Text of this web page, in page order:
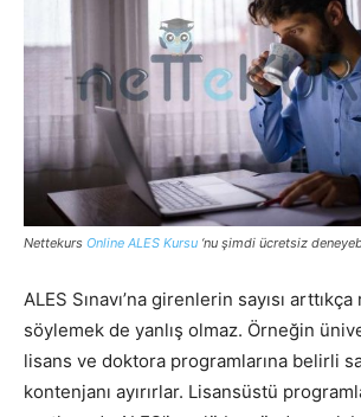
Nettekurs Online ALES Kursu ‘nu şimdi ücretsiz
ALES Sınavı’na girenlerin sayısı
söylemek de yanlış olmaz. Örneğin
lisans ve doktora programlarına belirli
kontenjanı ayırırlar. Lisansüstü